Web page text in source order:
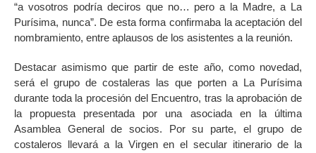
“a vosotros podría deciros que no… pero a la Madre, a La
Purísima, nunca”. De esta forma confirmaba la aceptación del
nombramiento, entre aplausos de los asistentes a la reunión.
Destacar asimismo que partir de este año, como novedad,
será el grupo de costaleras las que porten a La Purísima
durante toda la procesión del Encuentro, tras la aprobación de
la propuesta presentada por una asociada en la última
Asamblea General de socios. Por su parte, el grupo de
costaleros llevará a la Virgen en el secular itinerario de la